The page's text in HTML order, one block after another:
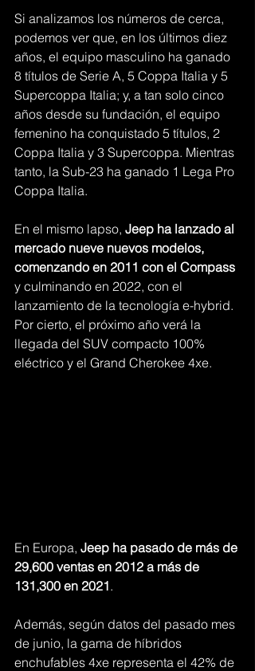
Si analizamos los números de cerca,
podemos ver que, en los últimos diez
años, el equipo masculino ha ganado
8 títulos de Serie A, 5 Coppa Italia y 5
Supercoppa Italia; y, a tan solo cinco
años desde su fundación, el equipo
femenino ha conquistado 5 títulos, 2
Coppa Italia y 3 Supercoppa. Mientras
tanto, la Sub-23 ha ganado 1 Lega Pro
Coppa Italia.
En el mismo lapso, Jeep ha lanzado al
mercado nueve nuevos modelos,
comenzando en 2011 con el Compass
y culminando en 2022, con el
lanzamiento de la tecnología e-hybrid.
Por cierto, el próximo año verá la
llegada del SUV compacto 100%
eléctrico y el Grand Cherokee 4xe.
En Europa, Jeep ha pasado de más de
29,600 ventas en 2012 a más de
131,300 en 2021.
Además, según datos del pasado mes
de junio, la gama de híbridos
enchufables 4xe representa el 42% de